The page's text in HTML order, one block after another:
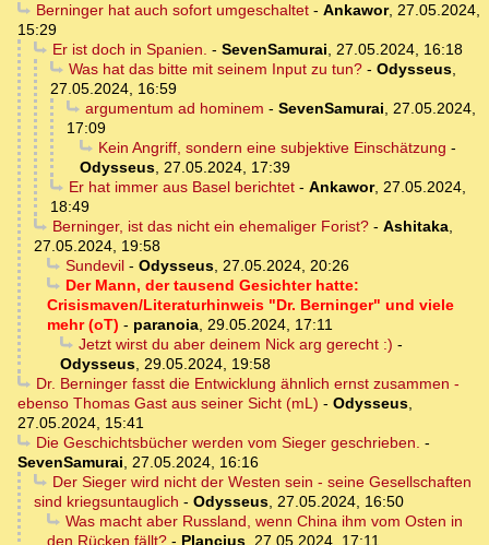
Berninger hat auch sofort umgeschaltet- Ankawor, 27.05.2024,
15:29
Er ist doch in Spanien. - SevenSamurai, 27.05.2024, 16:18
Was hat das bitte mit seinem Input zu tun?- Odysseus,
27.05.2024, 16:59
argumentum ad hominem - SevenSamurai, 27.05.2024,
17:09
Kein Angriff, sondern eine subjektive Einschätzung -
Odysseus, 27.05.2024, 17:39
Er hat immer aus Basel berichtet- Ankawor, 27.05.2024,
18:49
Berninger, ist das nicht ein ehemaliger Forist?- Ashitaka,
27.05.2024, 19:58
Sundevil- Odysseus, 27.05.2024, 20:26
Der Mann, der tausend Gesichter hatte:
Crisismaven/Literaturhinweis "Dr. Berninger" und viele
mehr (oT) - paranoia, 29.05.2024, 17:11
Jetzt wirst du aber deinem Nick arg gerecht :) -
Odysseus, 29.05.2024, 19:58
Dr. Berninger fasst die Entwicklung ähnlich ernst zusammen -
ebenso Thomas Gast aus seiner Sicht (mL) - Odysseus,
27.05.2024, 15:41
Die Geschichtsbücher werden vom Sieger geschrieben. -
SevenSamurai, 27.05.2024, 16:16
Der Sieger wird nicht der Westen sein - seine Gesellschaften
sind kriegsuntauglich - Odysseus, 27.05.2024, 16:50
Was macht aber Russland, wenn China ihm vom Osten in
den Rücken fällt? - Plancius, 27.05.2024, 17:11